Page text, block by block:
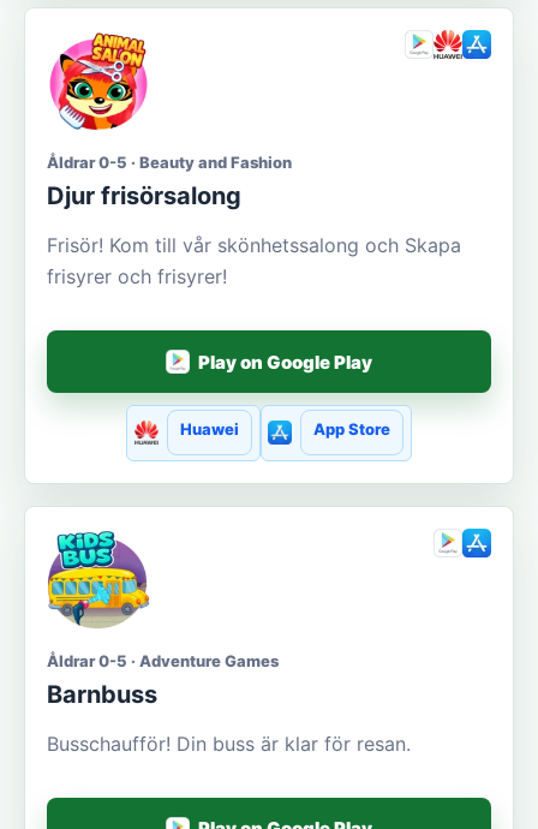
Åldrar 0-5 · Beauty and Fashion
Djur frisörsalong
Frisör! Kom till vår skönhetssalong och Skapa
frisyrer och frisyrer!
Play on Google Play
Huawei App Store
Åldrar 0-5 · Adventure Games
Barnbuss
Busschaufför! Din buss är klar för resan.